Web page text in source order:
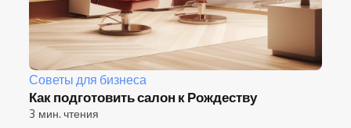
Советы для бизнеса
Как подготовить салон к Рождеству
3 мин. чтения